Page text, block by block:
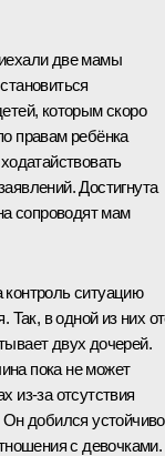
две мамы
которым скоро
правам ребёнка
Достигнута
сопроводят мам
ситуацию
Так, в одной из них
двух дочерей.
пока не может
из-за отсутствия
Он добился
с девочками.